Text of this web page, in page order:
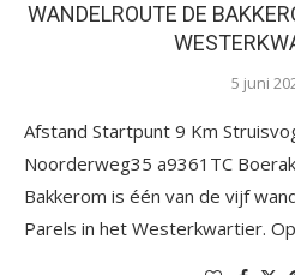
WANDELROUTE DE
5 juni
Afstand Startpunt 9 Km
Noorderweg35 a9361TC
Bakkerom is één van de vijf
Parels in het Westerkwartier.